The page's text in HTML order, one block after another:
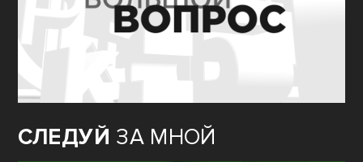
СЛЕДУЙ ЗА МНОЙ